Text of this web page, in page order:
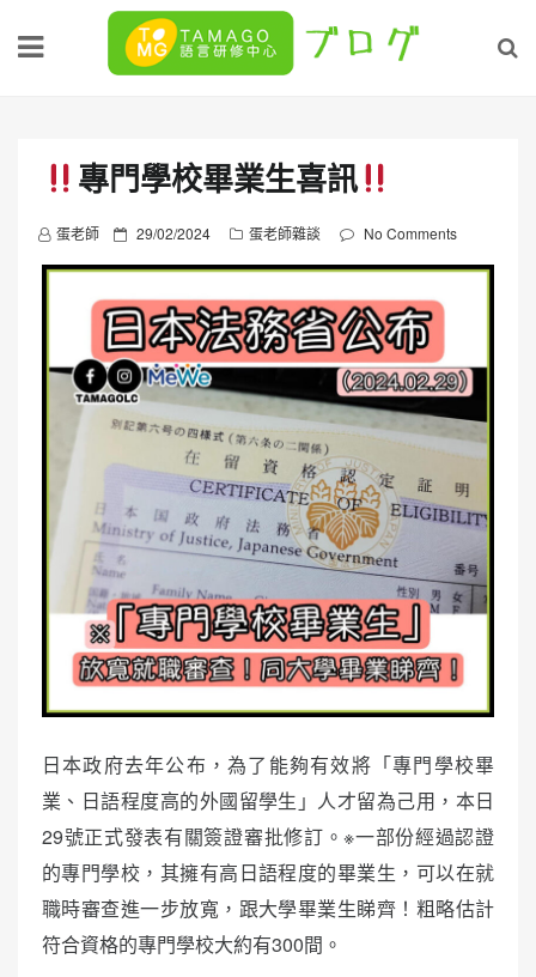
專門學校畢業生喜訊
蛋老師
P
o
t
e
d
o
n
29/02/2024 蛋老師雜談 No Comments
日本政府去年公布，為了能夠有效將「專門學校畢
業、日語程度高的外國留學生」人才留為己用，本日
29號正式發表有關簽證審批修訂。※一部份經過認證
的專門學校，其擁有高日語程度的畢業生，可以在就
職時審查進一步放寬，跟大學畢業生睇齊！粗略估計
符合資格的專門學校大約有300間。